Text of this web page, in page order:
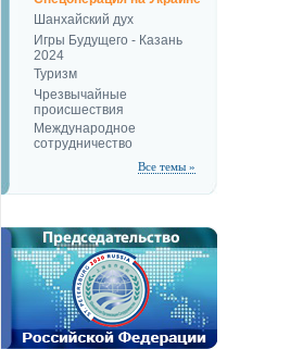
Шанхайский дух
Игры Будущего - Казань
2024
Туризм
Чрезвычайные
происшествия
Международное
сотрудничество
Все темы »